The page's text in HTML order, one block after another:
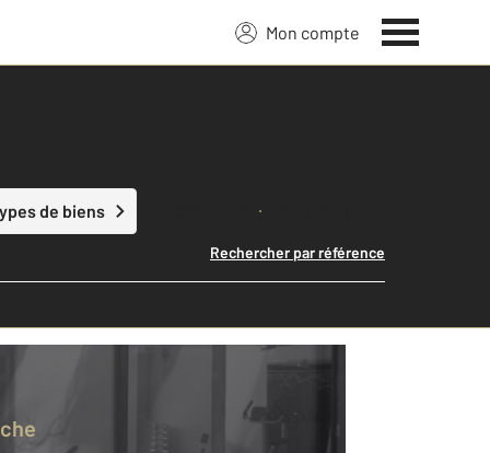
Mon compte
de biens Lancer ma recherche
Rechercher par référence